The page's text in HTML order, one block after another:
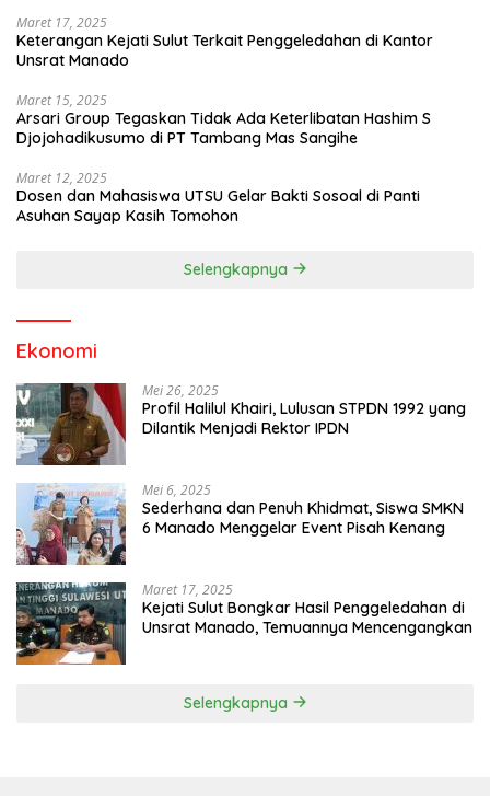
Maret 17, 2025
Keterangan Kejati Sulut Terkait Penggeledahan di Kantor
Unsrat Manado
Maret 15, 2025
Arsari Group Tegaskan Tidak Ada Keterlibatan Hashim S
Djojohadikusumo di PT Tambang Mas Sangihe
Maret 12, 2025
Dosen dan Mahasiswa UTSU Gelar Bakti Sosoal di Panti
Asuhan Sayap Kasih Tomohon
Selengkapnya
Ekonomi
Mei 26, 2025
Profil Halilul Khairi, Lulusan STPDN 1992 yang
Dilantik Menjadi Rektor IPDN
Mei 6, 2025
Sederhana dan Penuh Khidmat, Siswa SMKN
6 Manado Menggelar Event Pisah Kenang
Maret 17, 2025
Kejati Sulut Bongkar Hasil Penggeledahan di
Unsrat Manado, Temuannya Mencengangkan
Selengkapnya